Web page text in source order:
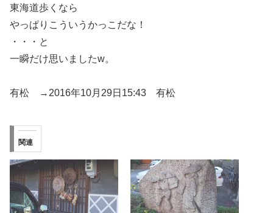
東海道歩くなら
やっぱりこういうかっこだな！
・・・と
一瞬だけ思いましたw。
有松 →2016年10月29日15:43 有松
関連